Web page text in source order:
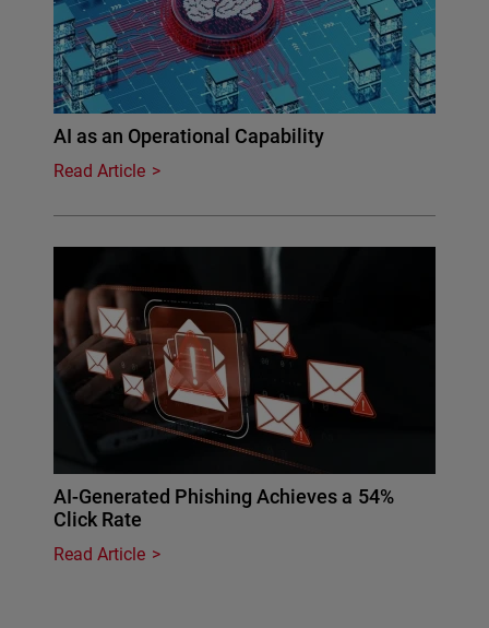
AI as an Operational Capability
Read Article
AI-Generated Phishing Achieves a 54%
Click Rate
Read Article